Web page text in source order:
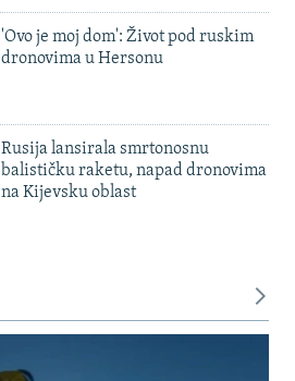
'Ovo je moj dom': Život pod ruskim
dronovima u Hersonu
Rusija lansirala smrtonosnu
balističku raketu, napad dronovima
na Kijevsku oblast